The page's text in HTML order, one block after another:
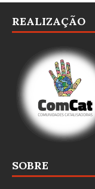
REALIZAÇÃO
SOBRE